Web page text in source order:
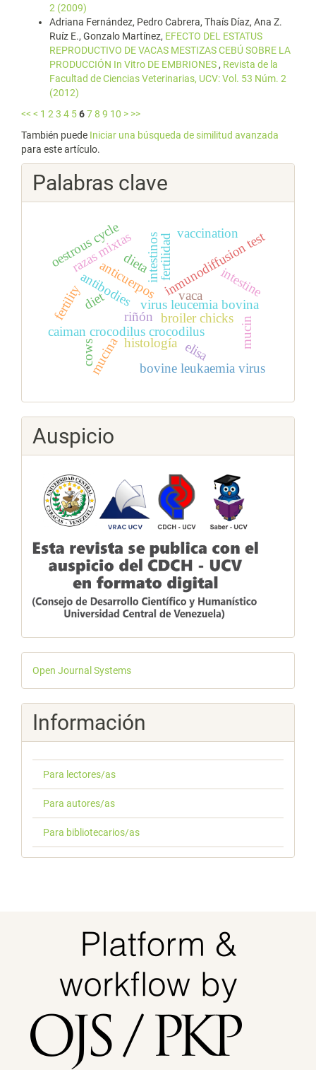
2 (2009)
Adriana Fernández, Pedro Cabrera, Thaís Díaz, Ana Z.
Ruíz E., Gonzalo Martínez, EFECTO DEL ESTATUS
REPRODUCTIVO DE VACAS MESTIZAS CEBÚ SOBRE LA
PRODUCCIÓN In Vitro DE EMBRIONES , Revista de la
Facultad de Ciencias Veterinarias, UCV: Vol. 53 Núm. 2
(2012)
<< < 1 2 3 4 5678 9 10 > >>
También puede Iniciar una búsqueda de similitud avanzada
para este artículo.
Palabras clave
caiman crocodilus crocodilus
riñón
histología
virus leucemia bovina
elisa
anticuerpos
bovine leukaemia virus
inmunodiffusion test
antibodies
mucina
intestinos
dieta
mucin
intestine
broiler chicks
diet
fertilidad
vaca
razas mixtas
fertility
cows
oestrous cycle vaccination
Auspicio
Desarrollado
por
Open Journal Systems
Información
Para lectores/as
Para autores/as
Para bibliotecarios/as